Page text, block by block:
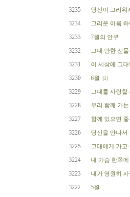
3235
당신이 그리워
3234
그리운 이름
3233
7월의 안부
3232
그대 만한 선
3231
이 세상에 그
3230
6월 [2]
3229
그대를 사랑할
3228
우리 함께 가
3227
함께 있으면
3226
당신을 만나서
3225
그대에게 가고
3224
내 가슴 한쪽
3223
내가 영원히
3222
5월